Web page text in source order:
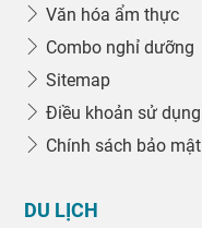
Văn hóa ẩm thực
Combo nghỉ dưỡng
Sitemap
Điều khoản sử dụng
Chính sách bảo mật
DU LỊCH